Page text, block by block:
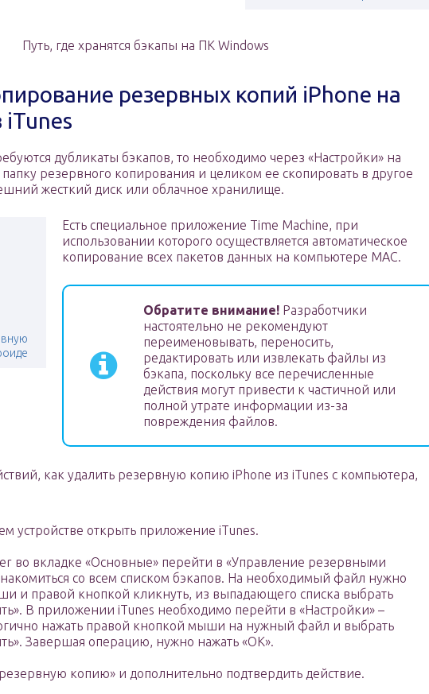
Путь, где хранятся бэкапы на ПК Windows
резервных копий iPhone на
дубликаты бэкапов, то необходимо через «Настройки» на
резервного копирования и целиком ее скопировать в другое
жесткий диск или облачное хранилище.
Есть специальное приложение Time Machine, при
использовании которого осуществляется автоматическое
копирование всех пакетов данных на компьютере МАС.
Обратите внимание! Разработчики
настоятельно не рекомендуют
переименовывать, переносить,
редактировать или извлекать файлы из
бэкапа, поскольку все перечисленные
действия могут привести к частичной или
полной утрате информации из-за
повреждения файлов.
как удалить резервную копию iPhone из iTunes с компьютера,
устройстве открыть приложение iTunes.
во вкладке «Основные» перейти в «Управление резервными
со всем списком бэкапов. На необходимый файл нужно
и правой кнопкой кликнуть, из выпадающего списка выбрать
В приложении iTunes необходимо перейти в «Настройки» –
нажать правой кнопкой мыши на нужный файл и выбрать
Завершая операцию, нужно нажать «ОК».
копию» и дополнительно подтвердить действие.